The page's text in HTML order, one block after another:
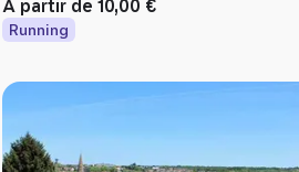
À partir de 10,00 €
Running